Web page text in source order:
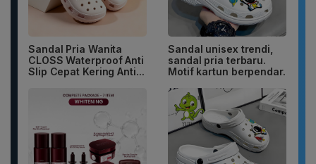
Sandal Pria Wanita
CLOSS Waterproof Anti
Slip Cepat Kering Anti...
Sandal unisex trendi,
sandal pria terbaru.
Motif kartun berpendar.